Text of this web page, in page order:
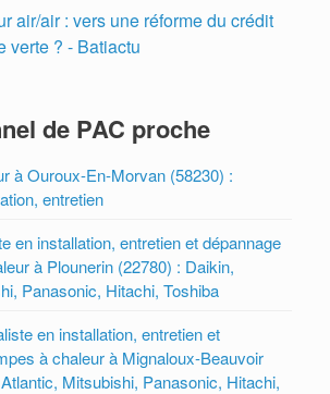
air/air : vers une réforme du crédit
verte ? - Batiactu
de PAC proche
à Ouroux-En-Morvan (58230) :
entretien
en installation, entretien et dépannage
à Plounerin (22780) : Daikin,
Panasonic, Hitachi, Toshiba
en installation, entretien et
à chaleur à Mignaloux-Beauvoir
Mitsubishi, Panasonic, Hitachi,